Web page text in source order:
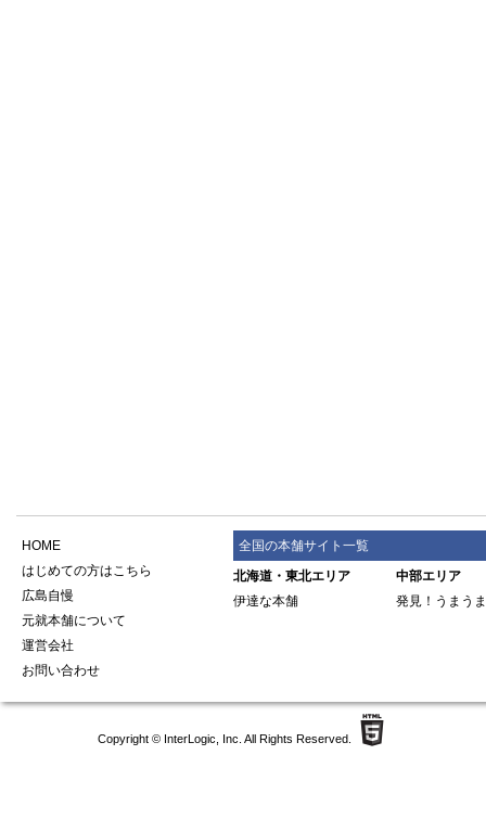
HOME
はじめての方はこちら
広島自慢
元就本舗について
運営会社
お問い合わせ
全国の本舗サイト一覧
北海道・東北エリア
伊達な本舗
中部エリア
発見！うまう
Copyright © InterLogic, Inc. All Rights Reserved.